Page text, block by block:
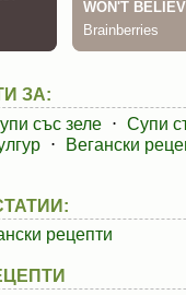
ЗА:
със зеле ⋅ Супи
⋅ Вегански
рецепти